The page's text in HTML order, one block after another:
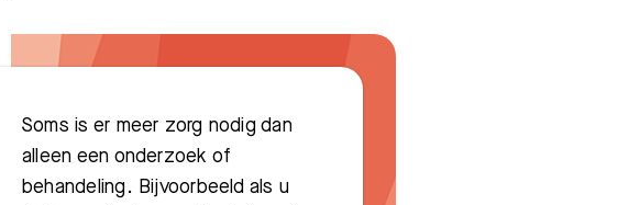
Soms is er meer zorg nodig dan
alleen een onderzoek of
behandeling. Bijvoorbeeld als u